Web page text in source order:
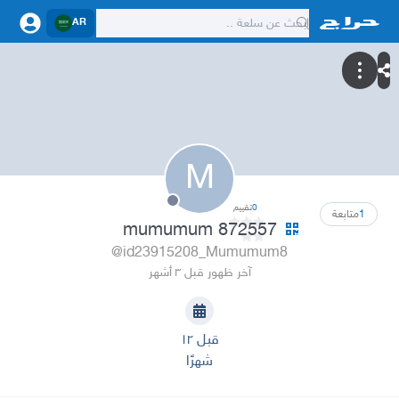
AR
M
1متابعة 0تقييم
mumumum 872557
@id23915208_Mumumum8
آخر ظهور قبل ٣ أشهر
قبل ١٢
شهرًا